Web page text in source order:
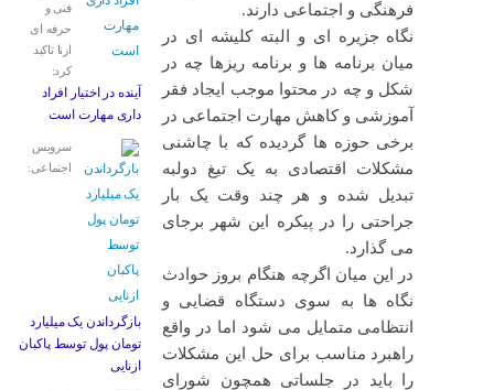
فرهنگی و اجتماعی دارند.
نگاه جزیره ای و البته کلیشه ای در
میان برنامه ها و برنامه ریزها چه در
شکل و چه در محتوا موجب ایجاد فقر
آموزشی و کاهش مهارت اجتماعی در
برخی حوزه ها گردیده که با چاشنی
مشکلات اقتصادی به یک تیغ دولبه
تبدیل شده و هر چند وقت یک بار
جراحتی را در پیکره این شهر برجای
می گذارد.
در این میان اگرچه هنگام بروز حوادث
نگاه ها به سوی دستگاه قضایی و
انتظامی متمایل می شود اما در واقع
راهبرد مناسب برای حل این مشکلات
را باید در جلساتی همچون شورای
فنی و
حرفه ای
ازنا تاکید
کرد:
آینده در اختیار افراد
داری مهارت است
سرویس
اجتماعی:
بازگرداندن یک میلیارد
تومان پول توسط پاکبان
ازنایی